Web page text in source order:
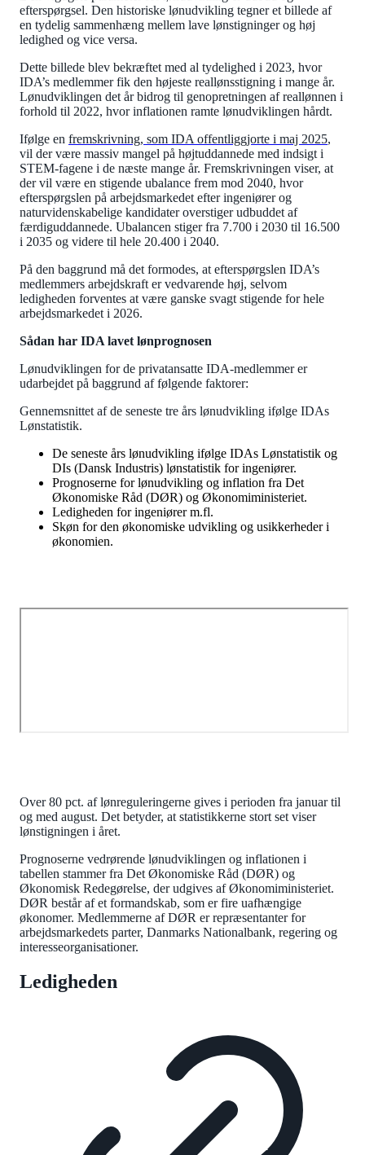
efterspørgsel. Den historiske lønudvikling tegner et billede af
en tydelig sammenhæng mellem lave lønstigninger og høj
ledighed og vice versa.
Dette billede blev bekræftet med al tydelighed i 2023, hvor
IDA’s medlemmer fik den højeste reallønsstigning i mange år.
Lønudviklingen det år bidrog til genopretningen af reallønnen i
forhold til 2022, hvor inflationen ramte lønudviklingen hårdt.
Ifølge en fremskrivning, som IDA offentliggjorte i maj 2025,
vil der være massiv mangel på højtuddannede med indsigt i
STEM-fagene i de næste mange år. Fremskrivningen viser, at
der vil være en stigende ubalance frem mod 2040, hvor
efterspørgslen på arbejdsmarkedet efter ingeniører og
naturvidenskabelige kandidater overstiger udbuddet af
færdiguddannede. Ubalancen stiger fra 7.700 i 2030 til 16.500
i 2035 og videre til hele 20.400 i 2040.
På den baggrund må det formodes, at efterspørgslen IDA’s
medlemmers arbejdskraft er vedvarende høj, selvom
ledigheden forventes at være ganske svagt stigende for hele
arbejdsmarkedet i 2026.
Sådan har IDA lavet lønprognosen
Lønudviklingen for de privatansatte IDA-medlemmer er
udarbejdet på baggrund af følgende faktorer:
Gennemsnittet af de seneste tre års lønudvikling ifølge IDAs
Lønstatistik.
De seneste års lønudvikling ifølge IDAs Lønstatistik og
DIs (Dansk Industris) lønstatistik for ingeniører.
Prognoserne for lønudvikling og inflation fra Det
Økonomiske Råd (DØR) og Økonomiministeriet.
Ledigheden for ingeniører m.fl.
Skøn for den økonomiske udvikling og usikkerheder i
økonomien.
Over 80 pct. af lønreguleringerne gives i perioden fra januar til
og med august. Det betyder, at statistikkerne stort set viser
lønstigningen i året.
Prognoserne vedrørende lønudviklingen og inflationen i
tabellen stammer fra Det Økonomiske Råd (DØR) og
Økonomisk Redegørelse, der udgives af Økonomiministeriet.
DØR består af et formandskab, som er fire uafhængige
økonomer. Medlemmerne af DØR er repræsentanter for
arbejdsmarkedets parter, Danmarks Nationalbank, regering og
interesseorganisationer.
Ledigheden